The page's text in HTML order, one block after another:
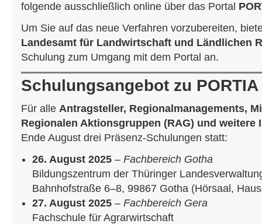
folgende ausschließlich online über das Portal
Um Sie auf das neue Verfahren vorzubereiten,
Landesamt für Landwirtschaft und Ländlichen
Schulung zum Umgang mit dem Portal an.
Schulungsangebot zu PORTIA
Für alle Antragsteller, Regionalmanagements,
Regionalen Aktionsgruppen (RAG) und weitere
Ende August drei Präsenz-Schulungen statt:
26. August 2025 – Fachbereich Gotha
Bildungszentrum der Thüringer
Bahnhofstraße 6–8, 99867 Gotha (Hörsaal,
27. August 2025 – Fachbereich Gera
Fachschule für Agrarwirtschaft